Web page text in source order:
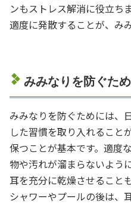
ンもストレス解消に役立ち
適度に発散することが、み
みみなりを防ぐた
みみなりを防ぐためには、
した習慣を取り入れること
保つことが基本です。適度
物や汚れが溜まらないよう
耳を充分に乾燥させること
シャワーやプールの後は、